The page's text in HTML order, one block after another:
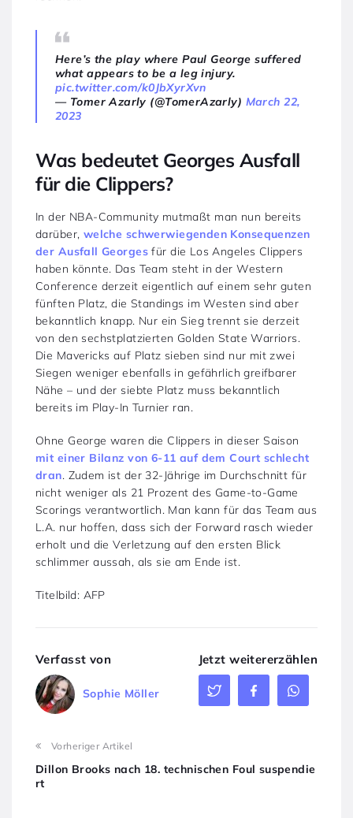
Here’s the play where Paul George suffered
what appears to be a leg injury.
pic.twitter.com/k0JbXyrXvn
— Tomer Azarly (@TomerAzarly) March 22,
2023
Was bedeutet Georges Ausfall
für die Clippers?
In der NBA-Community mutmaßt man nun bereits
darüber, welche schwerwiegenden Konsequenzen
der Ausfall Georgesfür die Los Angeles Clippers
haben könnte. Das Team steht in der Western
Conference derzeit eigentlich auf einem sehr guten
fünften Platz, die Standings im Westen sind aber
bekanntlich knapp. Nur ein Sieg trennt sie derzeit
von den sechstplatzierten Golden State Warriors.
Die Mavericks auf Platz sieben sind nur mit zwei
Siegen weniger ebenfalls in gefährlich greifbarer
Nähe – und der siebte Platz muss bekanntlich
bereits im Play-In Turnier ran.
Ohne George waren die Clippers in dieser Saison
mit einer Bilanz von 6-11 auf dem Court schlecht
dran. Zudem ist der 32-Jährige im Durchschnitt für
nicht weniger als 21 Prozent des Game-to-Game
Scorings verantwortlich. Man kann für das Team aus
L.A. nur hoffen, dass sich der Forward rasch wieder
erholt und die Verletzung auf den ersten Blick
schlimmer aussah, als sie am Ende ist.
Titelbild: AFP
Verfasst von
Sophie Möller
Jetzt weitererzählen
Vorheriger Artikel
Dillon Brooks nach 18. technischen Foul suspendie
rt